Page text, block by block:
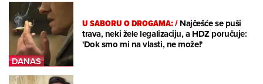
U SABORU O DROGAMA:/Najčešće se puši
trava, neki žele legalizaciju, a HDZ poručuje:
'Dok smo mi na vlasti, ne može!'